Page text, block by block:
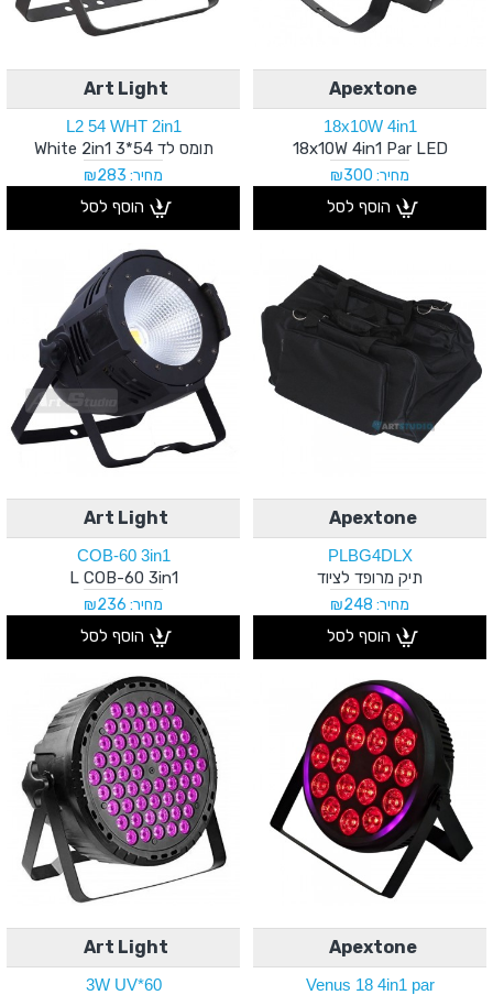
Apextone
18x10W 4in1
18x10W 4in1 Par LED
מחיר: ₪300
הוסף לסל
Art Light
L2 54 WHT 2in1
תומס לד 54*3 White 2in1
מחיר: ₪283
הוסף לסל
Apextone
PLBG4DLX
תיק מרופד לציוד
מחיר: ₪248
הוסף לסל
Art Light
COB-60 3in1
L COB-60 3in1
מחיר: ₪236
הוסף לסל
Apextone
Venus 18 4in1 par
Art Light
60*3W UV